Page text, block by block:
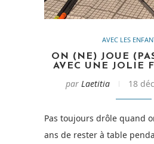
AVEC LES
ON (NE) JOUE
AVEC UNE JOLIE
par Laetitia 18
Pas toujours drôle quand
ans de rester à table